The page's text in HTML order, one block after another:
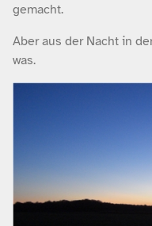
gemacht.
Aber aus der Nacht in
was.